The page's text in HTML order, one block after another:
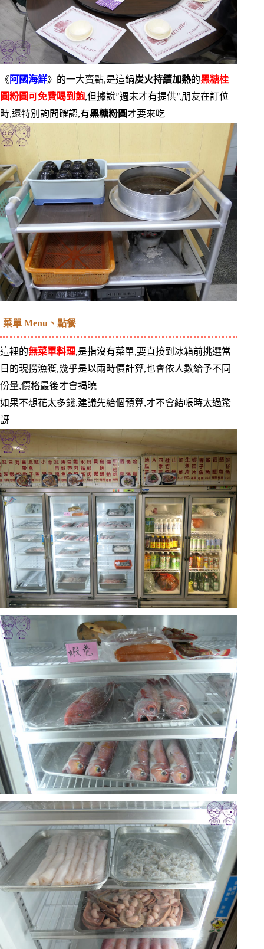
《 阿國海鮮》的一大賣點,是這鍋炭火持續加熱的黑糖桂
圓粉圓 可 免費喝到飽,但據說”週末才有提供”,朋友在訂位
時,還特別詢問確認,有黑糖粉圓才要來吃
菜單 Menu、點餐
這裡的無菜單料理,是指沒有菜單,要直接到冰箱前挑選當
日的現撈漁獲,幾乎是以兩時價計算,也會依人數給予不同
份量,價格最後才會揭曉
如果不想花太多錢,建議先給個預算,才不會結帳時太過驚
訝